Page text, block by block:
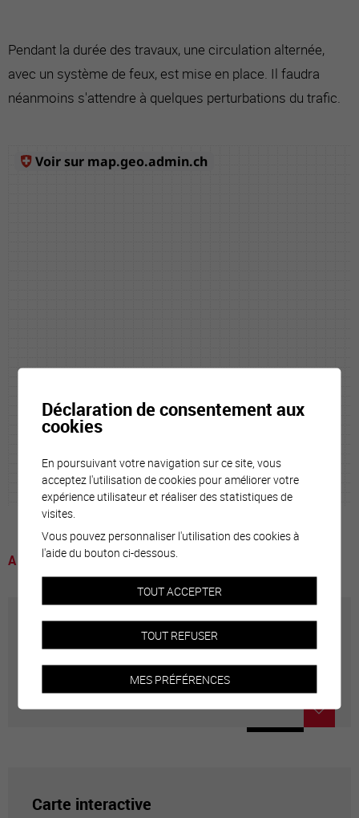
Pendant la durée des travaux, une circulation alternée,
avec un système de feux, est mise en place. Il faudra
néanmoins s'attendre à quelques perturbations du trafic.
A voir
Annuaire communal
Adresses utiles en ville de Sierre
Carte interactive
Déclaration de consentement aux
cookies
En poursuivant votre navigation sur ce site, vous
acceptez l'utilisation de cookies pour améliorer votre
expérience utilisateur et réaliser des statistiques de
visites.
Vous pouvez personnaliser l'utilisation des cookies à
l'aide du bouton ci-dessous.
TOUT ACCEPTER
TOUT REFUSER
MES PRÉFÉRENCES